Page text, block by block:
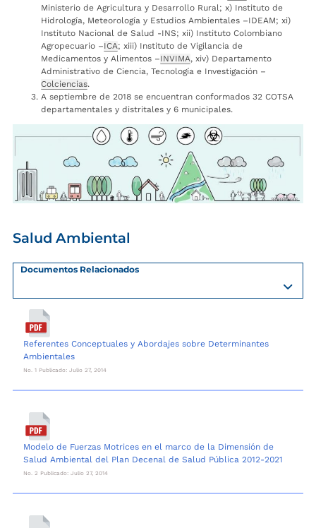
Ministerio de Agricultura y Desarrollo Rural; x) Instituto de
Hidrología, Meteorología y Estudios Ambientales –IDEAM; xi)
Instituto Nacional de Salud -INS; xii) Instituto Colombiano
Agropecuario –ICA; xiii) Instituto de Vigilancia de
Medicamentos y Alimentos –INVIMA, xiv) Departamento
Administrativo de Ciencia, Tecnología e Investigación –
Colciencias.
A septiembre de 2018 se encuentran conformados 32 COTSA
departamentales y distritales y 6 municipales.
Salud Ambiental
Documentos Relacionados
Referentes Conceptuales y Abordajes sobre Determinantes
Ambientales
No. 1 Publicado: Julio 27, 2014
Modelo de Fuerzas Motrices en el marco de la Dimensión de
Salud Ambiental del Plan Decenal de Salud Pública 2012-2021
No. 2 Publicado: Julio 27, 2014